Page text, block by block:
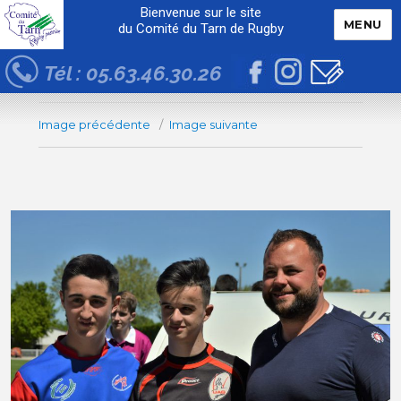
Bienvenue sur le site
du Comité du Tarn de Rugby
Tél : 05.63.46.30.26
MENU
Image précédente Image suivante